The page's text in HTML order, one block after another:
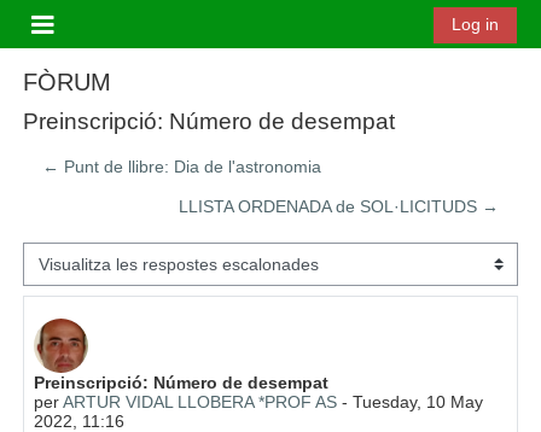
Panell lateral
Log in
FÒRUM
Preinscripció: Número de desempat
← Punt de llibre: Dia de l'astronomia
LLISTA ORDENADA de SOL·LICITUDS →
Mode de visualització
Preinscripció: Número de desempat
perARTUR VIDAL LLOBERA *PROF AS -Tuesday, 10 May
2022, 11:16
Nombre de respostes: 0